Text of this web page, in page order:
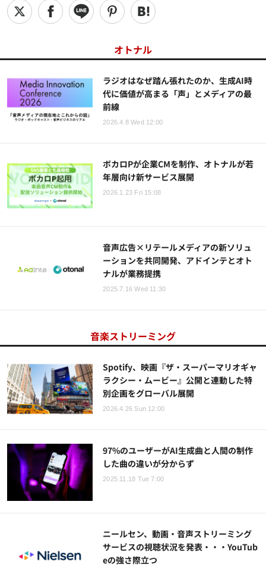
オトナル
ラジオはなぜ踏ん張れたのか、生成AI時
代に価値が高まる「声」とメディアの最
前線
2026.4.8 Wed 12:00
ボカロPが企業CMを制作、オトナルが若
年層向け新サービス展開
2026.1.23 Fri 15:08
音声広告×リテールメディアの新ソリュ
ーションを共同開発、アドインテとオト
ナルが業務提携
2025.7.16 Wed 11:30
音楽ストリーミング
Spotify、映画『ザ・スーパーマリオギャ
ラクシー・ムービー』公開と連動した特
別企画をグローバル展開
2026.4.26 Sun 12:00
97%のユーザーがAI生成曲と人間の制作
した曲の違いが分からず
2025.11.18 Tue 7:00
ニールセン、動画・音声ストリーミング
サービスの視聴状況を発表・・・YouTub
eの強さ際立つ